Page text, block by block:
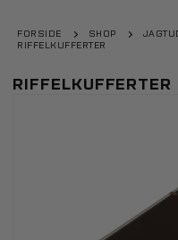
FORSIDE SHOP
RIFFELKUFFERTER
RIFFELKUFFERTER